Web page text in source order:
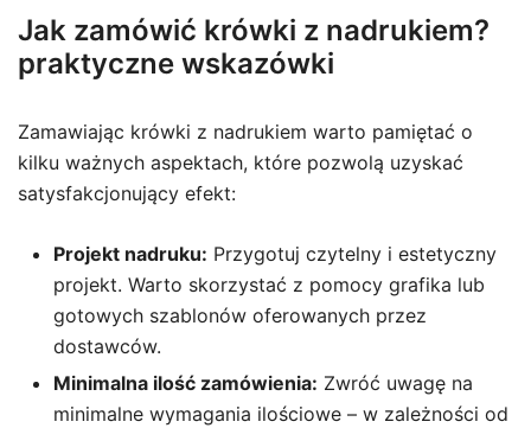
Jak zamówić krówki z nadrukiem?
praktyczne wskazówki
Zamawiając krówki z nadrukiem warto pamiętać o
kilku ważnych aspektach, które pozwolą uzyskać
satysfakcjonujący efekt:
Projekt nadruku: Przygotuj czytelny i estetyczny
projekt. Warto skorzystać z pomocy grafika lub
gotowych szablonów oferowanych przez
dostawców.
Minimalna ilość zamówienia: Zwróć uwagę na
minimalne wymagania ilościowe – w zależności od